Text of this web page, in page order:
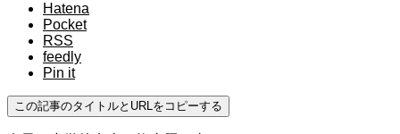
Hatena
Pocket
RSS
feedly
Pin it
この記事のタイトルとURLをコピーする